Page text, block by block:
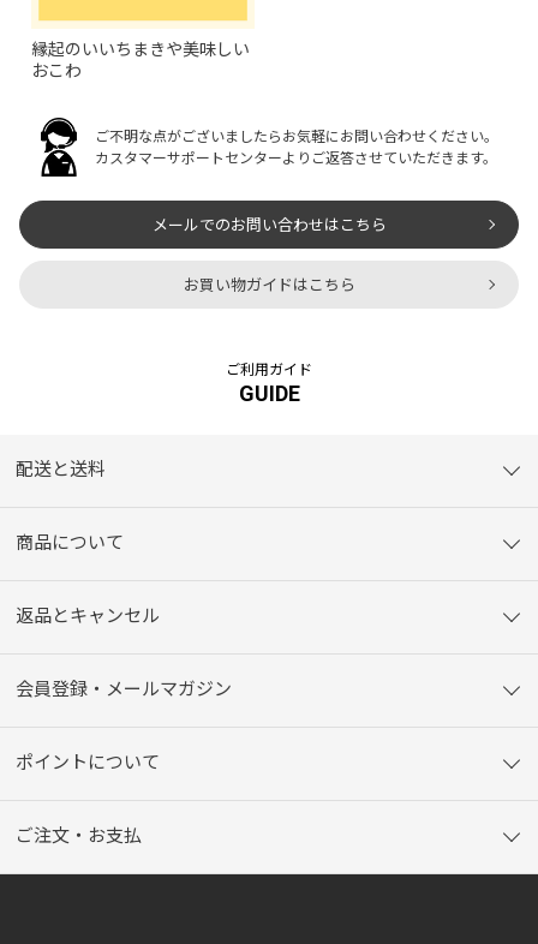
縁起のいいちまきや美味しい
おこわ
ご不明な点がございましたらお気軽にお問い合わせください。
カスタマーサポートセンターよりご返答させていただきます。
メールでのお問い合わせはこちら
お買い物ガイドはこちら
ご利用ガイド
GUIDE
配送と送料
商品について
返品とキャンセル
会員登録・メールマガジン
ポイントについて
ご注文・お支払